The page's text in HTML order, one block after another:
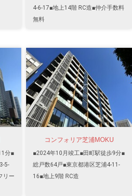
4-6-17■地上14階 RC造■仲介手数料
無料
分■
5-
リー
コンフォリア芝浦MOKU
■2024年10月竣工■田町駅徒歩9分■
総戸数64戸■東京都港区芝浦4-11-
16■地上9階 RC造